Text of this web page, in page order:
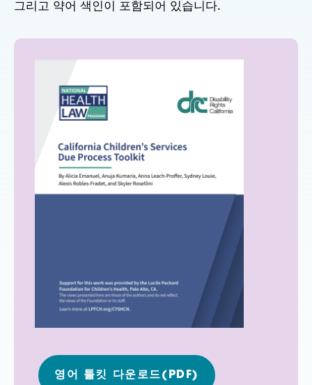
그리고 약어 색인이 포함되어 있습니다.
영어 툴킷 다운로드(PDF)